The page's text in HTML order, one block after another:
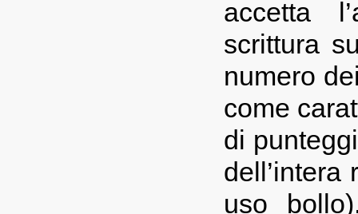
accetta
scrittura
numero
come
di
uso